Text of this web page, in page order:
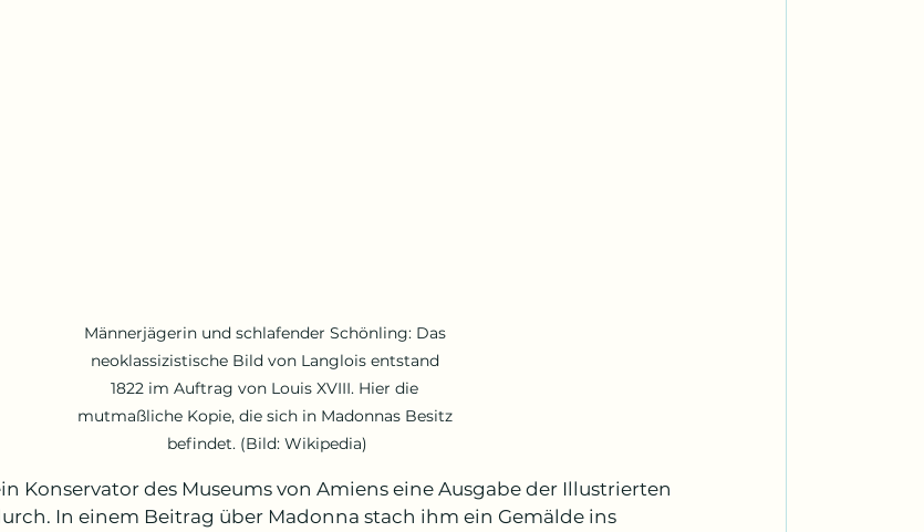
Männerjägerin und schlafender Schönling: Das
neoklassizistische Bild von Langlois entstand
1822 im Auftrag von Louis XVIII. Hier die
mutmaßliche Kopie, die sich in Madonnas Besitz
befindet. (Bild: Wikipedia)
Konservator des Museums von Amiens eine Ausgabe der Illustrierten
In einem Beitrag über Madonna stach ihm ein Gemälde ins